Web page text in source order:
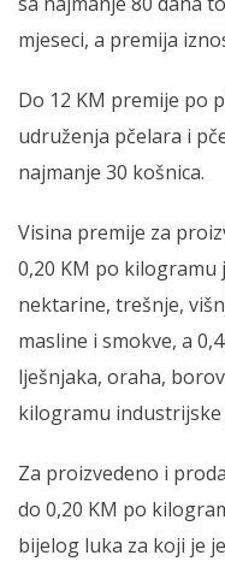
mjeseci, a premija
Do 12 KM premije po
udruženja pčelara i
najmanje 30 košnica.
Visina premije za
0,20 KM po kilogramu
nektarine, trešnje,
masline i smokve, a
lješnjaka, oraha,
kilogramu
Za proizvedeno i
do 0,20 KM po
bijelog luka za koji je